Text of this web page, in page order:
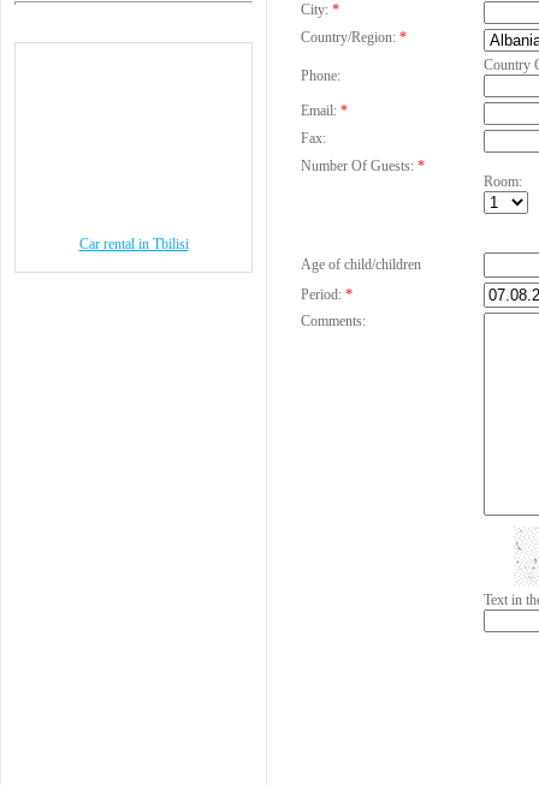
Car rental in Tbilisi
City: *
Country/Region: *
Phone:
Country
Email: *
Fax:
Number Of Guests: *
Room:
Age of child/children
Period: *
Comments:
Text in